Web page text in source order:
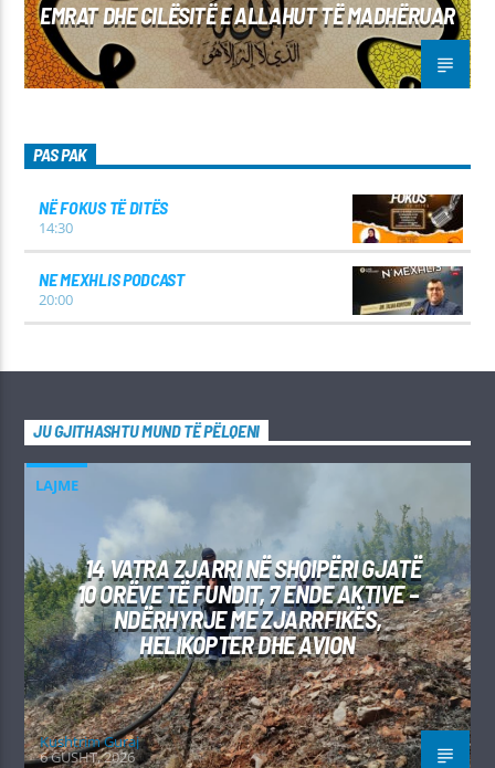
EMRAT DHE CILËSITË E ALLAHUT TË MADHËRUAR
PAS PAK
NË FOKUS TË DITËS
14:30
NE MEXHLIS PODCAST
20:00
JU GJITHASHTU MUND TË PËLQENI
LAJME
14 VATRA ZJARRI NË SHQIPËRI GJATË
10 ORËVE TË FUNDIT, 7 ENDE AKTIVE –
NDËRHYRJE ME ZJARRFIKËS,
HELIKOPTER DHE AVION
Kushtrim Guraj
6 GUSHT, 2026